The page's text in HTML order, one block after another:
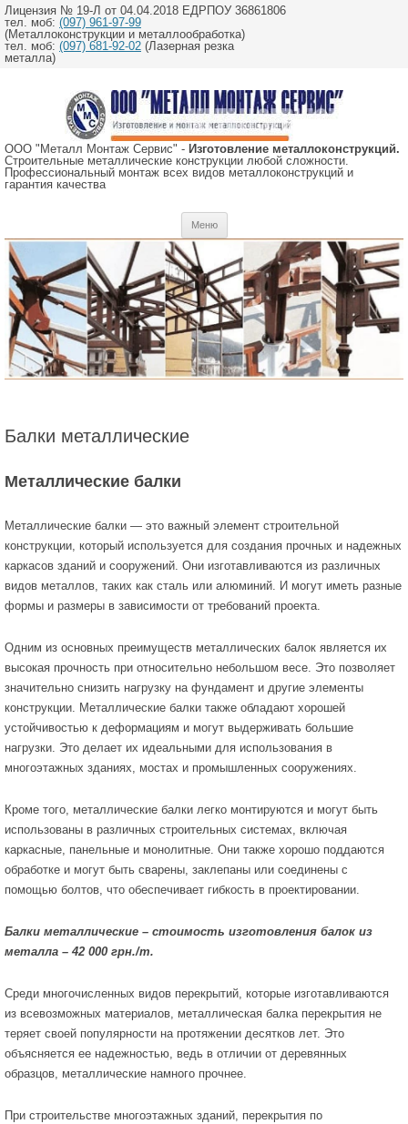
Лицензия № 19-Л от 04.04.2018 ЕДРПОУ 36861806
тел. моб: (097) 961-97-99
(Металлоконструкции и металлообработка)
тел. моб: (097) 681-92-02 (Лазерная резка
металла)
ООО "Металл Монтаж Сервис" - Изготовление металлоконструкций.
Строительные металлические конструкции любой сложности.
Профессиональный монтаж всех видов металлоконструкций и
гарантия качества
Меню
содержимому
Балки металлические
Металлические балки
Металлические балки — это важный элемент строительной
конструкции, который используется для создания прочных и надежных
каркасов зданий и сооружений. Они изготавливаются из различных
видов металлов, таких как сталь или алюминий. И могут иметь разные
формы и размеры в зависимости от требований проекта.
Одним из основных преимуществ металлических балок является их
высокая прочность при относительно небольшом весе. Это позволяет
значительно снизить нагрузку на фундамент и другие элементы
конструкции. Металлические балки также обладают хорошей
устойчивостью к деформациям и могут выдерживать большие
нагрузки. Это делает их идеальными для использования в
многоэтажных зданиях, мостах и промышленных сооружениях.
Кроме того, металлические балки легко монтируются и могут быть
использованы в различных строительных системах, включая
каркасные, панельные и монолитные. Они также хорошо поддаются
обработке и могут быть сварены, заклепаны или соединены с
помощью болтов, что обеспечивает гибкость в проектировании.
Балки металлические – стоимость изготовления балок из
металла – 42 000 грн./т.
Среди многочисленных видов перекрытий, которые изготавливаются
из всевозможных материалов, металлическая балка перекрытия не
теряет своей популярности на протяжении десятков лет. Это
объясняется ее надежностью, ведь в отличии от деревянных
образцов, металлические намного прочнее.
При строительстве многоэтажных зданий, перекрытия по